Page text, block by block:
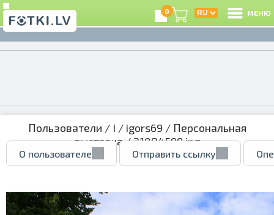
0 МЕНЮ
Пользователи / I / igors69 / Персональная
выставка/ 31084599.jpg
О пользователе Отправить ссылку